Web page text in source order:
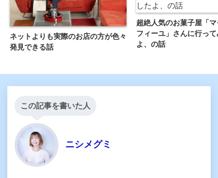
ネットよりも実際のお店の方が色々
発見できる話
超絶人気のお菓子屋「
フィーユ」さんに行っ
よ、の話
この記事を書いた人
ニシメグミ